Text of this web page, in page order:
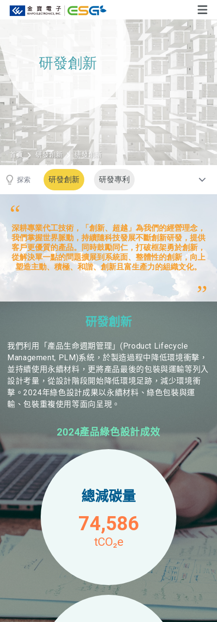
研發創新
我們利用「產品生命週期管理」(Product Lifecycle
Management, PLM)系統，於製造過程中降低環境衝擊，
並持續使用永續材料，更將產品最後的包裝與運輸等列入
設計考量，從設計階段開始降低環境足跡，減少環境衝
擊。2024年綠色設計成果以永續材料、綠色包裝與運
輸、包裝重複使用等面向呈現。
2024產品綠色設計成效
總減碳量
74,586
tCO₂e